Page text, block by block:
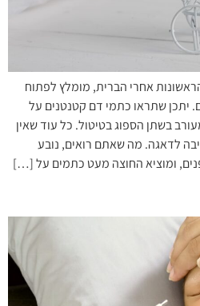
אחרי הברית, מומלץ לפתוח
יתכן שתראו כתמי דם קטנטנים על
בשתן הספוג בטיטול. כל עוד שאין
לדאגה. מה שאתם רואים, נובע
ומוציא החוצה מעט כתמים על […]